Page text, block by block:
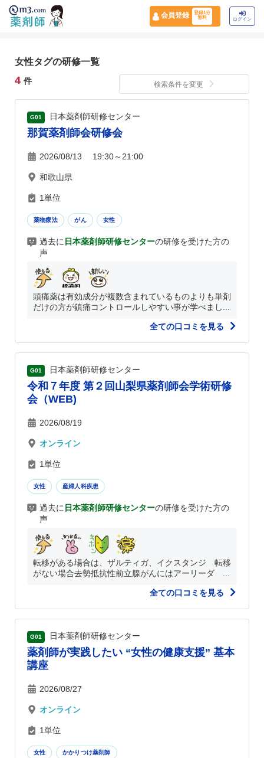
会員登録
登録1分
無料
ログイン
女性タグの研修一覧
4 件 検索条件を変更
G01 日本薬剤師研修センター
那賀薬剤師会研修会
2026/08/13 19:30～21:00
和歌山県
1単位
薬物療法 がん 女性
過去に 日本薬剤師研修センターの研修を受けた方の
声
頭痛薬は有効成分が複数含まれているものよりも単剤
だけの方が鎮痛コントロールしやすい事が学べまし...
全ての口コミを見る
G01 日本薬剤師研修センター
令和７年度 第２回山梨県薬剤師会学術研修
会（WEB)
2026/08/19
オンライン
1単位
女性 産婦人科疾患
過去に 日本薬剤師研修センターの研修を受けた方の
声
転移がある場合は、ザルティガ、イクスタンジ 転移
がない場合去勢抵抗性前立腺がんにはアーリーダ ...
全ての口コミを見る
G01 日本薬剤師研修センター
薬剤師が実践したい “女性の健康支援” 基本
講座
2026/08/27
オンライン
1単位
女性 かかりつけ薬剤師